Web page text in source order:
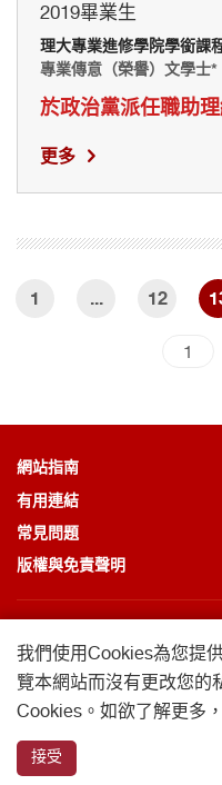
2019畢業生
理大專業進修學院學銜課
專業傳意（榮譽）文學士*
於政治黨派任職助
更多
1 ... 12
跳到
網站指南
有用連結
常見問題
版權與免責聲明
© 2026 香港理工大學專業進修學
理。
我們使用Cookies為您提
覽本網站而沒有更改您的
Cookies。如欲了解更多
接受